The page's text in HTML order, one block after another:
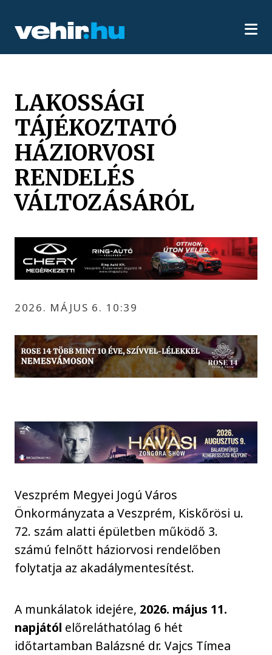
LAKOSSÁGI
TÁJÉKOZTATÓ
HÁZIORVOSI
RENDELÉS
VÁLTOZÁSÁRÓL
2026. MÁJUS 6. 10:39
Veszprém Megyei Jogú Város
Önkormányzata a Veszprém, Kiskőrösi u.
72. szám alatti épületben működő 3.
számú felnőtt háziorvosi rendelőben
folytatja az akadálymentesítést.
A munkálatok idejére, 2026. május 11.
napjától előreláthatólag 6 hét
időtartamban Balázsné dr. Vajcs Tímea